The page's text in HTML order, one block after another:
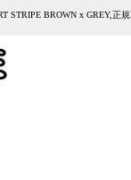
STRIPE BROWN x GREY,正